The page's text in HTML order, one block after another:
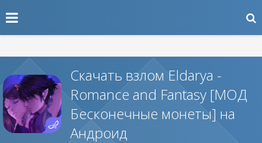
Скачать взлом Eldarya -
Romance and Fantasy [МОД
Бесконечные монеты] на
Андроид